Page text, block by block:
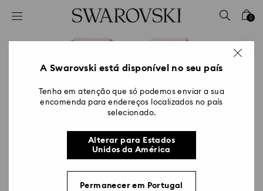
Accesskeys list
2 - Rodapé
0
A Swarovski está disponível no seu país
Tenha em atenção que só podemos enviar a sua
encomenda para endereços localizados no país
selecionado.
Alterar para Estados
Unidos da América
Permanecer em Portugal